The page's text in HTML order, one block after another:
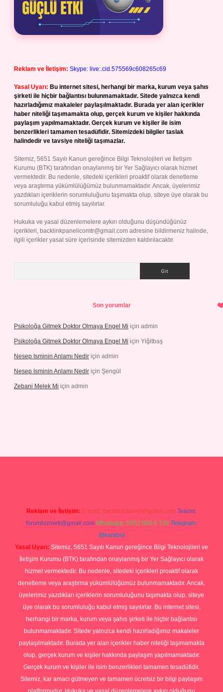
Reklam ve İletişim: Skype: live:.cid.575569c608265c69
Yasal Uyarı: Bu internet sitesi, herhangi bir marka, kurum veya şahıs
şirketi ile hiçbir bağlantısı bulunmamaktadır. Sitede yalnızca kendi
hazırladığımız makaleler paylaşılmaktadır. Burada yer alan içerikler
haber niteliği taşımamakta olup, gerçek kurum ve kişiler hakkında
paylaşım yapılmamaktadır. Gerçek kurum ve kişiler ile isim
benzerlikleri tamamen tesadüfidir. Sitemizdeki bilgiler taslak
halindedir ve tavsiye niteliği taşımazlar.
Sitemiz, 5651 Sayılı Kanun gereğince Bilgi Teknolojileri ve İletişim
Kurumu (BTK) tarafından onaylanmış bir Yer Sağlayıcı olarak hizmet
vermektedir. Bu nedenle, sitedeki içerikleri proaktif olarak denetleme
veya araştırma yükümlülüğümüz bulunmamaktadır. Ancak, üyelerimiz
yazdıkları içeriklerin sorumluluğunu taşımakta olup, siteye üye olarak bu
sorumluluğu kabul etmiş sayılırlar.
Hukuka ve yasal düzenlemelere aykırı olduğunu düşündüğünüz
içerikleri, backlinkpanelicomtr@gmail.com adresine bildirmeniz halinde,
ilgili içerikler yasal süre içerisinde sitemizden kaldırılacaktır.
Son yorumlar
Psikoloğa Gitmek Doktor Olmaya Engel Mi için admin
Psikoloğa Gitmek Doktor Olmaya Engel Mi için Yiğitbaş
Nesep Isminin Anlamı Nedir için admin
Nesep Isminin Anlamı Nedir için Şengül
Zebani Melek Mi için admin
Reklam ve İletişim: E-mail: backlinkpaneli@gmail.com Teams:
forumhizmeti@gmail.com Whatsapp: 0262 606 0 726 Telegram:
@karabul
Yasal Uyarı: Sitemiz, 5651 Sayılı Kanun gereğince Bilgi Teknolojileri ve
İletişim Kurumu (BTK) tarafından onaylanmış bir Yer Sağlayıcı olarak
hizmet vermektedir. Bu nedenle, sitedeki içerikleri proaktif olarak
denetleme veya araştırma yükümlülüğümüz bulunmamaktadır. Ancak,
üyelerimiz yazdıkları içeriklerin sorumluluğunu taşımakta olup, siteye
üye olarak bu sorumluluğu kabul etmiş sayılırlar. Bu internet sitesi,
herhangi bir marka, kurum veya şahıs şirketi ile hiçbir bağlantısı
bulunmamaktadır. Sitede yalnızca kendi hazırladığımız makaleler
paylaşılmaktadır. Burada yer alan içerikler haber niteliği taşımamakta
olup, gerçek kurum ve kişiler hakkında paylaşım yapılmamaktadır.
Gerçek kurum ve kişiler ile isim benzerlikleri tamamen tesadüfidir.
Sitemiz, kar amacı gütmeyen ve tamamen ücretsiz bir bilgi paylaşım